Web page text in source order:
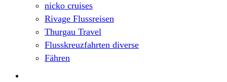
nicko cruises
Rivage Flussreisen
Thurgau Travel
Flusskreuzfahrten diverse
Fähren